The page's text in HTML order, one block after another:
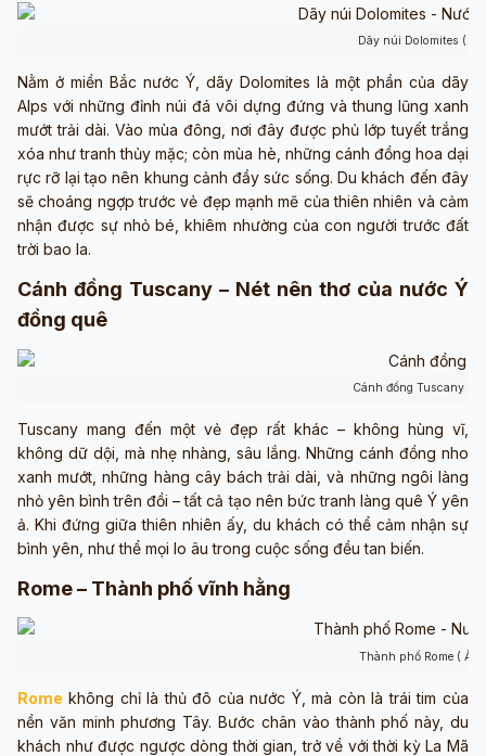
Dãy núi Dolomites (
Nằm ở miền Bắc nước Ý, dãy Dolomites là một phần của dãy
Alps với những đỉnh núi đá vôi dựng đứng và thung lũng xanh
mướt trải dài. Vào mùa đông, nơi đây được phủ lớp tuyết trắng
xóa như tranh thủy mặc; còn mùa hè, những cánh đồng hoa dại
rực rỡ lại tạo nên khung cảnh đầy sức sống. Du khách đến đây
sẽ choáng ngợp trước vẻ đẹp mạnh mẽ của thiên nhiên và cảm
nhận được sự nhỏ bé, khiêm nhường của con người trước đất
trời bao la.
Cánh đồng Tuscany – Nét nên thơ của nước Ý
đồng quê
Cánh đồng Tuscany (
Tuscany mang đến một vẻ đẹp rất khác – không hùng vĩ,
không dữ dội, mà nhẹ nhàng, sâu lắng. Những cánh đồng nho
xanh mướt, những hàng cây bách trải dài, và những ngôi làng
nhỏ yên bình trên đồi – tất cả tạo nên bức tranh làng quê Ý yên
ả. Khi đứng giữa thiên nhiên ấy, du khách có thể cảm nhận sự
bình yên, như thể mọi lo âu trong cuộc sống đều tan biến.
Rome – Thành phố vĩnh hằng
Thành phố Rome (
Rome không chỉ là thủ đô của nước Ý, mà còn là trái tim của
nền văn minh phương Tây. Bước chân vào thành phố này, du
khách như được ngược dòng thời gian, trở về với thời kỳ La Mã